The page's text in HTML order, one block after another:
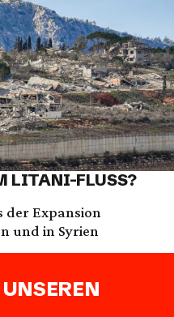
LITANI-FLUSS?
der Expansion
und in Syrien